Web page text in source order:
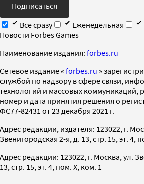
Подписаться
Все сразу
Еженедельная
Новости Forbes Games
Наименование издания: forbes.ru
Cетевое издание « forbes.ru »
службой по надзору в сфере связи,
технологий и массовых коммуникаций,
номер и дата принятия решения о
ФС77-82431 от 23 декабря 2021 г.
Адрес редакции, издателя: 123022, г.
Звенигородская 2-я, д. 13, стр. 15, эт. 4,
Адрес редакции: 123022, г. Москва, ул.
13, стр. 15, эт. 4, пом. X, ком. 1